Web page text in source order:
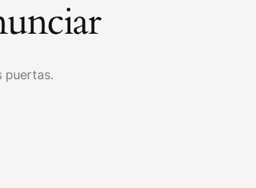
puertas.